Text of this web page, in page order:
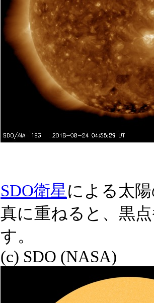
SDO衛星による太
真に重ねると、黒
す。
(c) SDO (NASA)